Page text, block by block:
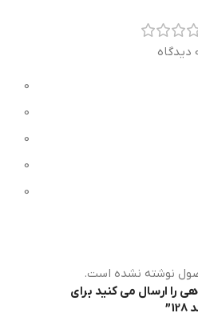
0
0
0
0
0
نوشته نشده است.
را ارسال می کنید برای